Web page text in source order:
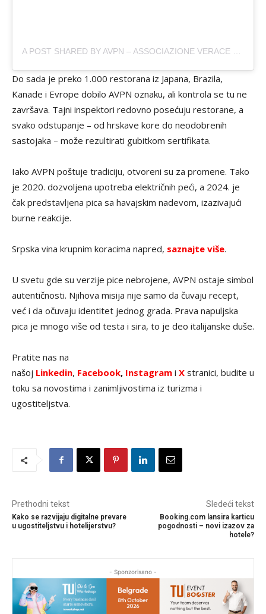
A POST SHARED BY AVPN – ASSOCIAZIONE VERACE PIZZA NAPOLETANA (@PIZZANAPOLETANAVERACE)
Do sada je preko 1.000 restorana iz Japana, Brazila,
Kanade i Evrope dobilo AVPN oznaku, ali kontrola se tu ne
završava. Tajni inspektori redovno posećuju restorane, a
svako odstupanje – od hrskave kore do neodobrenih
sastojaka – može rezultirati gubitkom sertifikata.
Iako AVPN poštuje tradiciju, otvoreni su za promene. Tako
je 2020. dozvoljena upotreba električnih peći, a 2024. je
čak predstavljena pica sa havajskim nadevom, izazivajući
burne reakcije.
Srpska vina krupnim koracima napred, saznajte više.
U svetu gde su verzije pice nebrojene, AVPN ostaje simbol
autentičnosti. Njihova misija nije samo da čuvaju recept,
već i da očuvaju identitet jednog grada. Prava napuljska
pica je mnogo više od testa i sira, to je deo italijanske duše.
Pratite nas na
našoj Linkedin, Facebook, Instagram i X stranici, budite u
toku sa novostima i zanimljivostima iz turizma i
ugostiteljstva.
Prethodni tekst
Kako se razvijaju digitalne prevare
u ugostiteljstvu i hotelijerstvu?
Sledeći tekst
Booking.com lansira karticu
pogodnosti – novi izazov za
hotele?
- Sponzorisano -